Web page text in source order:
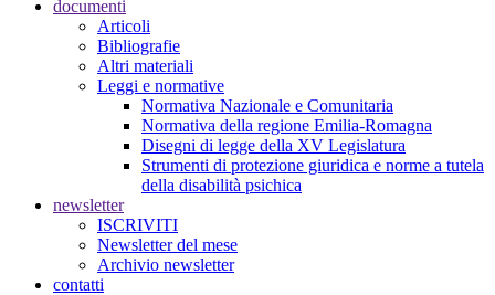
documenti
Articoli
Bibliografie
Altri materiali
Leggi e normative
Normativa Nazionale e Comunitaria
Normativa della regione Emilia-Romagna
Disegni di legge della XV Legislatura
Strumenti di protezione giuridica e norme a tutela
della disabilità psichica
newsletter
ISCRIVITI
Newsletter del mese
Archivio newsletter
contatti